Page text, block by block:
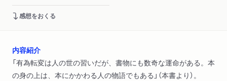
感想をおくる
内容紹介
「有為転変は人の世の習いだが、書物にも数奇な運命がある。本
の身の上は、本にかかわる人の物語でもある」（本書より）。